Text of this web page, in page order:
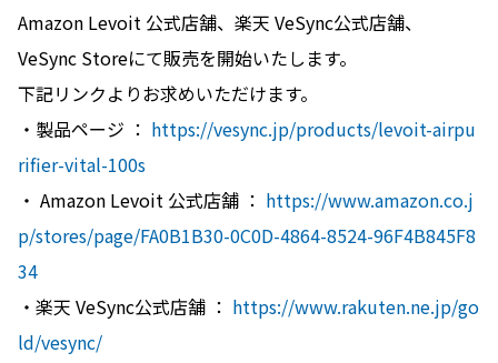
Amazon Levoit 公式店舗、楽天 VeSync公式店舗、
VeSync Storeにて販売を開始いたします。
下記リンクよりお求めいただけます。
・製品ページ ： https://vesync.jp/products/levoit-airpu
rifier-vital-100s
・ Amazon Levoit 公式店舗 ： https://www.amazon.co.j
p/stores/page/FA0B1B30-0C0D-4864-8524-96F4B845F8
34
・楽天 VeSync公式店舗 ： https://www.rakuten.ne.jp/go
ld/vesync/